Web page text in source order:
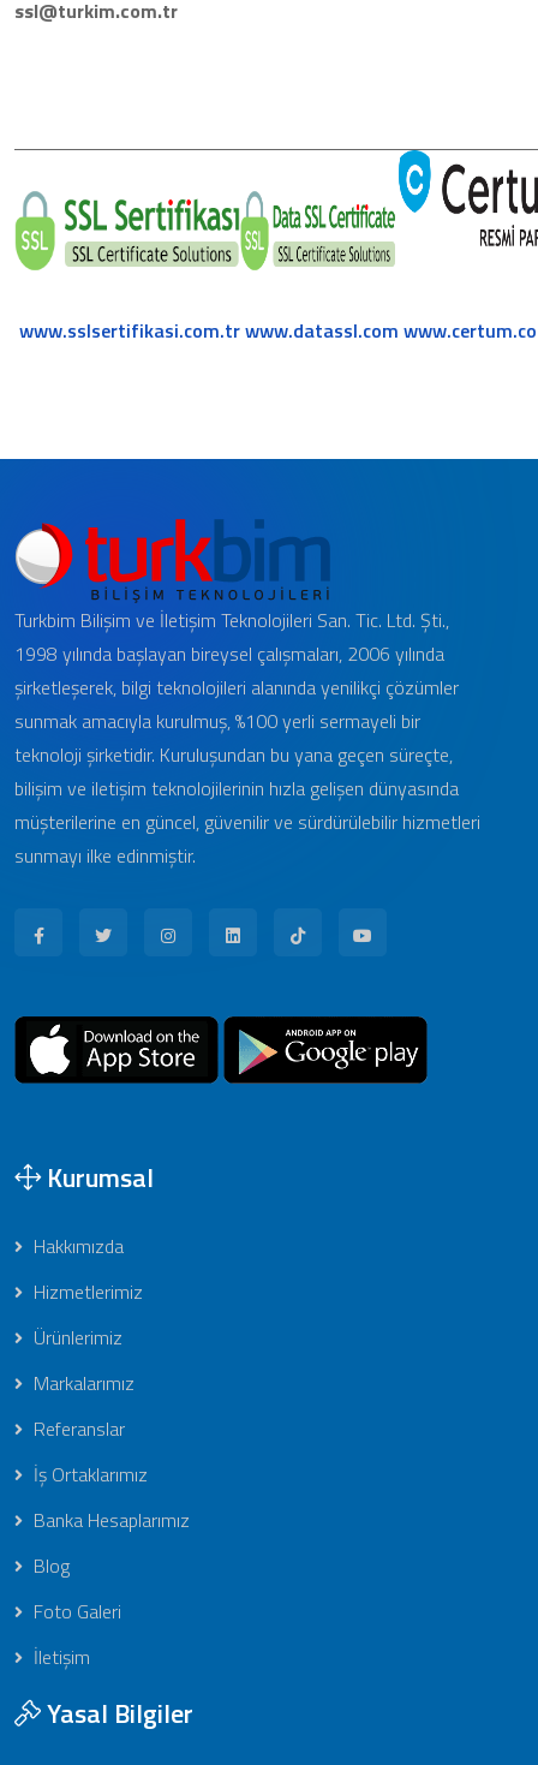
ssl@turkim.com.tr
www.sslsertifikasi.com.trwww.datassl.com
Turkbim Bilişim ve İletişim Teknolojileri San. Tic. Ltd. Şti.,
1998 yılında başlayan bireysel çalışmaları, 2006 yılında
şirketleşerek, bilgi teknolojileri alanında yenilikçi çözümler
sunmak amacıyla kurulmuş, %100 yerli sermayeli bir
teknoloji şirketidir. Kuruluşundan bu yana geçen süreçte,
bilişim ve iletişim teknolojilerinin hızla gelişen dünyasında
müşterilerine en güncel, güvenilir ve sürdürülebilir hizmetleri
sunmayı ilke edinmiştir.
Kurumsal
Hakkımızda
Hizmetlerimiz
Ürünlerimiz
Markalarımız
Referanslar
İş Ortaklarımız
Banka Hesaplarımız
Blog
Foto Galeri
İletişim
Yasal Bilgiler